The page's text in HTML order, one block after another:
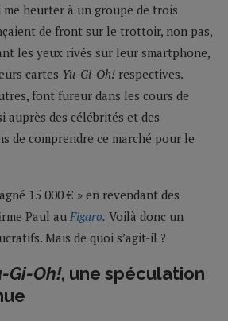
me heurter à un groupe de trois
de front sur le trottoir, non pas,
les yeux rivés sur leur smartphone,
cartes Yu-Gi-Oh! respectives.
font fureur dans les cours de
auprès des célébrités et des
de comprendre ce marché pour le
15 000 € » en revendant des
Paul au Figaro. Voilà donc un
Mais de quoi s’agit-il ?
Gi-Oh!, une spéculation